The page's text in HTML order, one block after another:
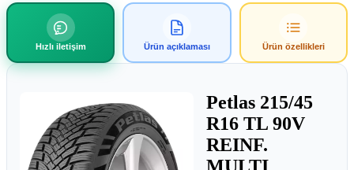
Hızlı iletişim Ürün açıklaması Ürün özellikleri
Petlas 215/45
R16 TL 90V
REINF.